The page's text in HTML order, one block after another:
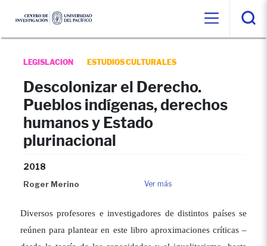
LEGISLACION ESTUDIOS CULTURALES
Descolonizar el Derecho.
Pueblos indígenas, derechos
humanos y Estado
plurinacional
2018
Roger Merino Ver más
Diversos profesores e investigadores de distintos países se
reúnen para plantear en este libro aproximaciones críticas –